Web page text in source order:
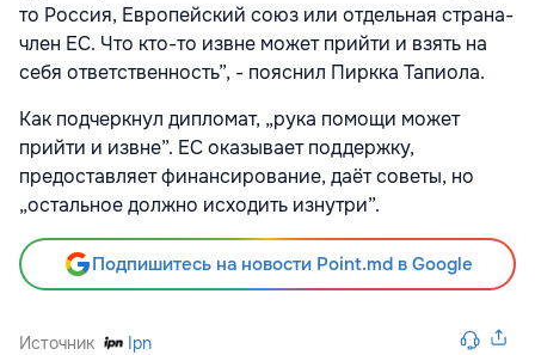
то Россия, Европейский союз или отдельная страна-
член ЕС. Что кто-то извне может прийти и взять на
себя ответственность”, - пояснил Пиркка Тапиола.
Как подчеркнул дипломат, „рука помощи может
прийти и извне”. ЕС оказывает поддержку,
предоставляет финансирование, даёт советы, но
„остальное должно исходить изнутри”.
Подпишитесь на новости Point.md в Google
Источник Ipn